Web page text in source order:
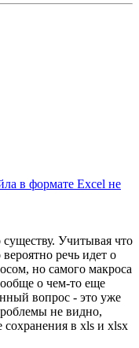
в формате Excel не
Учитывая что
речь идет о
но самого макроса
о чем-то еще
вопрос - это уже
не видно,
сохранения в xls и xlsx